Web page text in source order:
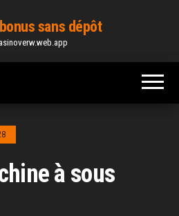
sans dépôt
à sous